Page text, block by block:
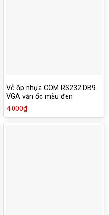
Vỏ ốp nhựa COM RS232 DB9
VGA vặn ốc màu đen
4.000₫